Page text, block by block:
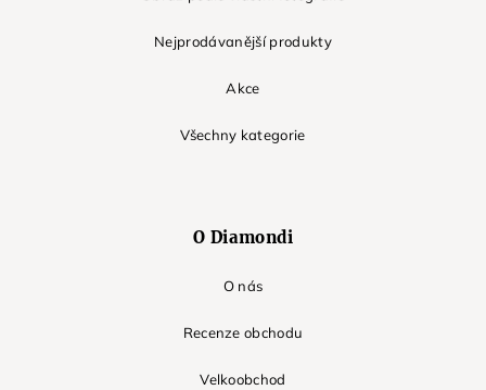
Nejprodávanější produkty
Akce
Všechny kategorie
O Diamondi
O nás
Recenze obchodu
Velkoobchod